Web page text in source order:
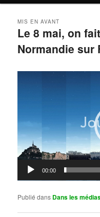
Le 8 mai, on
Normandie sur
MIS EN AVANT
00:00
Publié dans Dans les